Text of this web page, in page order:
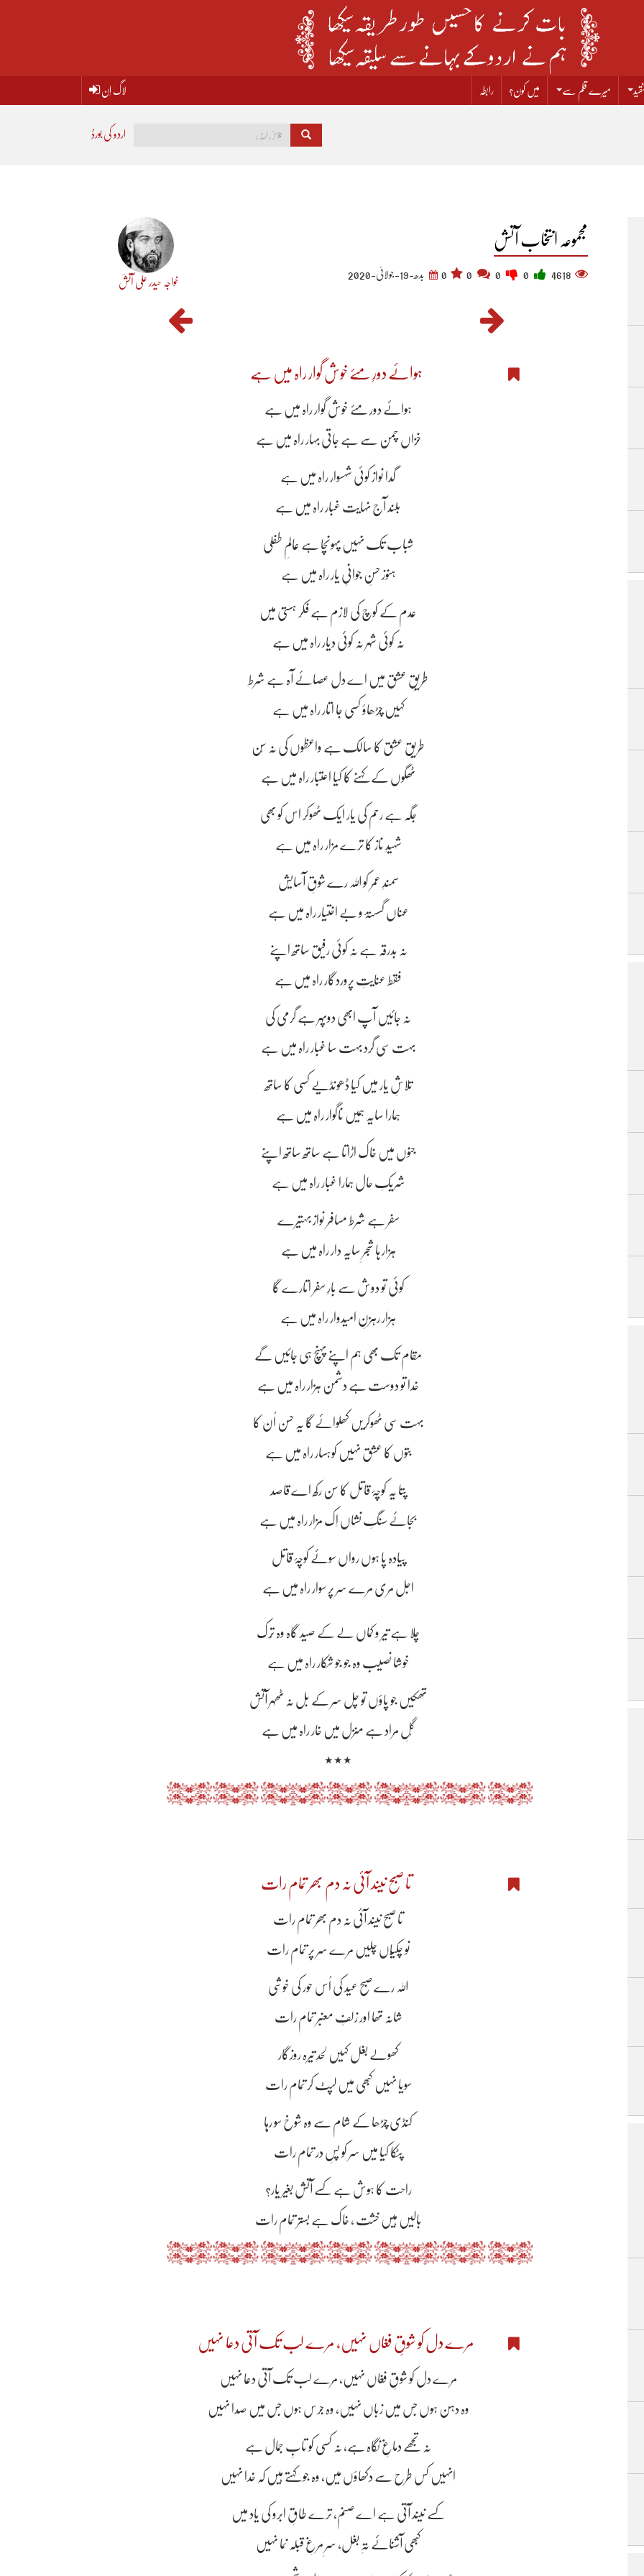
میرے قلم سے میں کون؟ رابطہ لاگ اِن
اردو کی بورڈ
مجموعہ انتخاب آتش
خواجہ حیدر علی آتشؔ
4618
0 بدھ-19-جولائی-2020
ہوائے دورِ مئے خوش گوار راہ میں ہے
ہوائے دورِ مئے خوش گوار راہ میں ہے
خزاں چمن سے ہے جاتی بہار راہ میں ہے
گدا نواز کوئی شہسوار راہ میں ہے
بلند آج نہایت غبار راہ میں ہے
شباب تک نہیں پہونچا ہے عالمِ طفلی
ہنوز حسنِ جوانیِ یار راہ میں ہے
عدم کے کوچ کی لازم ہے فکر ہستی میں
نہ کوئی شہر نہ کوئی دیار راہ میں ہے
طریقِ عشق میں اے دل عصائے آہ ہے شرط
کہیں چڑھاؤ کسی جا اتار راہ میں ہے
طریقِ عشق کا سالک ہے واعظوں کی نہ سُن
ٹھگوں کے کہنے کا کیا اعتبار راہ میں ہے
جگہ ہے رحم کی یار ایک ٹھوکر اس کو بھی
شہیدِ ناز کا ترے مزار راہ میں ہے
سمندِ عمر کو اللہ رے شوقِ آسایش
عناں گسستۂ و بے اختیار راہ میں ہے
نہ بدرقہ ہے نہ کوئی رفیق ساتھ اپنے
فقط عنایتِ پروردگار راہ میں ہے
نہ جائیں آپ ابھی دوپہر ہے گرمی کی
بہت سی گرد بہت سا غبار راہ میں ہے
تلاشِ یار میں کیا ڈھونڈیے کسی کا ساتھ
ہمارا سایہ ہمیں ناگوار راہ میں ہے
جنوں میں خاک اڑاتا ہے ساتھ ساتھ اپنے
شریکِ حال ہمارا غبار راہ میں ہے
سفر ہے شرط مسافر نواز بہتیرے
ہزار ہا شجرِ سایہ دار راہ میں ہے
کوئی تو دوش سے بارِ سفر اتارے گا
ہزار رہزنِ امیدوار راہ میں ہے
مقام تک بھی ہم اپنے پہنچ ہی جائیں گے
خدا تو دوست ہے دشمن ہزار راہ میں ہے
بہت سی ٹھوکریں کھلوائے گا یہ حسن اُن کا
بتوں کا عشق نہیں کوہسار راہ میں ہے
پتا یہ کوچۂ قاتل کا سن رکھ اے قاصد
بجائے سنگِ نشاں اِک مزار راہ میں ہے
پیادہ پا ہوں رواں سوئے کوچۂ قاتل
اجل مری مرے سر پر سوار راہ میں ہے
چلا ہے تیر و کماں لے کے صید گاہ وہ تُرک
خوشا نصیب وہ جو جو شکار راہ میں ہے
تھکیں جو پاؤں تو چل سر کے بل نہ ٹھہر آتش
گُلِ مراد ہے منزل میں خار راہ میں ہے
تا صبح نیند آئی نہ دم بھر تمام رات
تا صبح نیند آئی نہ دم بھر تمام رات
نو چکیّاں چلیں مرے سر پر تمام رات
شانہ تھا اور زلفِ معنبر تمام رات
کھولے بغل کہیں لحدِ تیرہ روزگار
سویا نہیں کبھی میں لپٹ کر تمام رات
کنڈی چڑھا کے شام سے وہ شوخ سو رہا
پٹکا کیا میں سر کو پسِ در تمام رات
راحت کا ہوش ہے کسے آتش بغیر یار؟
بالیں ہیں خشت ، خاک ہے بستر تمام رات
مرے دل کو شوقِ فغاں نہیں، مرے لب تک آتی دعا نہیں
مرے دل کو شوقِ فغاں نہیں، مرے لب تک آتی دعا نہیں
وہ دہن ہوں جس میں زباں نہیں، وہ جرس ہوں جس میں صدا نہیں
نہ تجھے دماغِ نگاہ ہے، نہ کسی کو تابِ جمال ہے
انہیں کس طرح سے دکھاؤں میں، وہ جو کہتے ہیں کہ خدا نہیں
کسے نیند آتی ہے اے صنم، ترے طاقِ ابرو کی یاد میں
کبھی آشنائے تہِ بغل، سرِ مرغِ قبلہ نما نہیں